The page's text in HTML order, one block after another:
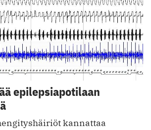
epilepsiapotilaan
kannattaa